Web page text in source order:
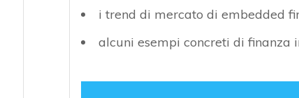
i trend di mercato di embedded
alcuni esempi concreti di finanza